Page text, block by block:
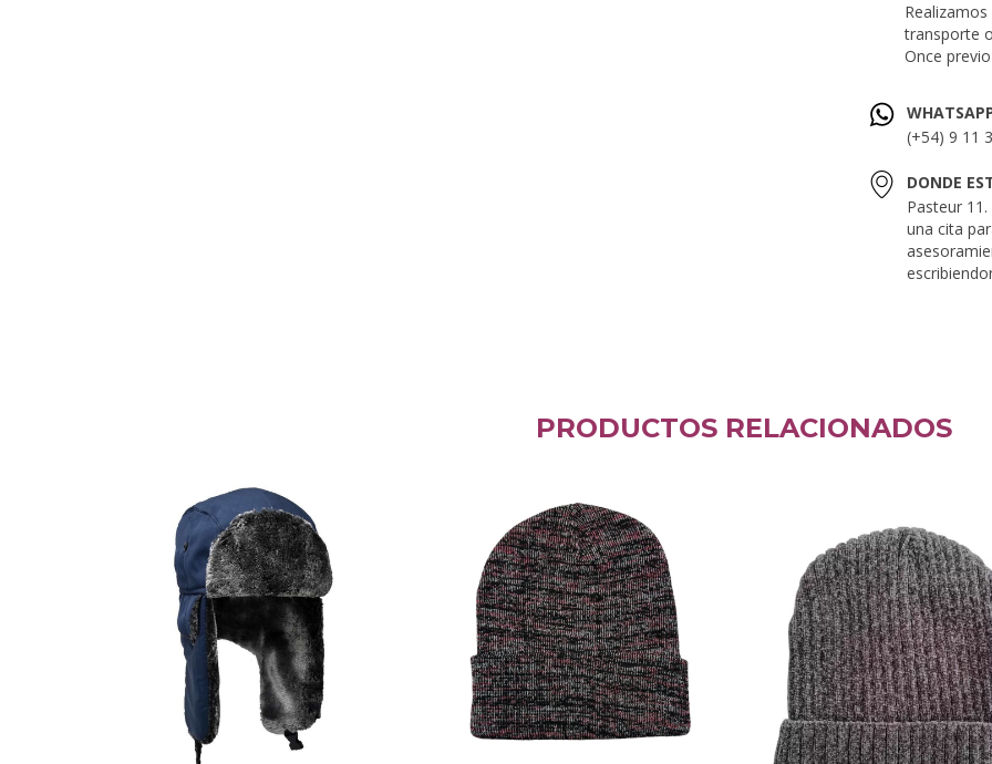
transporte
Once
(+54) 9 11
DONDE
Pasteur
una cita
PRODUCTOS RELACIONADOS